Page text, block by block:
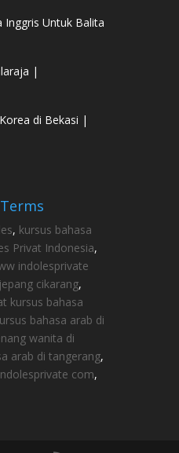
Inggris Untuk Balita
|
di Bekasi |
, kursus bahasa
Privat Indonesia,
indolesprivate
cikarang,
kursus bahasa
bahasa arab di
wanita di
arab di tangerang,
com,